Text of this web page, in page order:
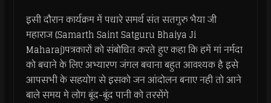
इसी दौरान कार्यक्रम में पधारे समर्थ संत सतगुरु भैया जी
महाराज (Samarth Saint Satguru Bhaiya Ji
Maharaj)पत्रकारों को संबोधित करते हुए कहा कि हमें मां नर्मदा
को बचाने के लिए अभ्यारण जंगल बचाना बहुत आवश्यक है इसे
आपसभी के सहयोग से इसको जन आंदोलन बनाए नही तो आने
बाले समय मे लोग बूंद-बूंद पानी को तरसेंगे